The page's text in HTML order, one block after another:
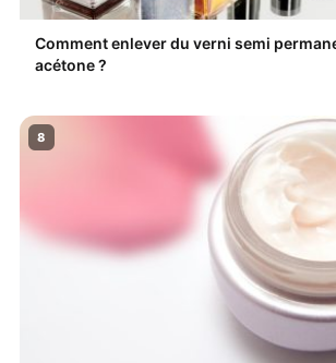
Comment enlever du verni semi
acétone ?
8